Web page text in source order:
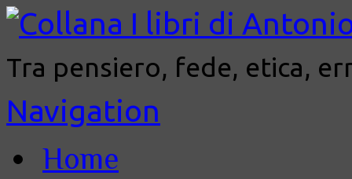
Tra pensiero, fede, etica,
Navigation
Home